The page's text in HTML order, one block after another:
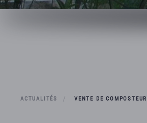
ACTUALITÉS VENTE DE